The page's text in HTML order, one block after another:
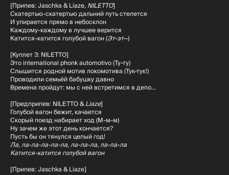
[Припев: Jaschka & Liaze,NILETTO]
Скатертью-скатертью дальний путь стелется
И упирается прямо в небосклон
Каждому-каждому в лучшее верится
Катится-катится голубой вагон (Эт-эт—)
[Куплет 3: NILETTO]
Это international phonk automotivo (Ту-ту)
Слышится родной мотив локомотива (Тук-тук!)
Проводили семьёй бабушку давно
Времена пройдут: мы с ней встретимся в депо…
[Предприпев: NILETTO &Liaze]
Голубой вагон бежит, качается
Скорый поезд набирает ход (М-м-м)
Ну зачем же этот день кончается?
Пусть бы он тянулся целый год!
Ла, ла-ла-ла-ла-ла, ла-ла-ла, ла-ла-ла
Катится-катится голубой вагон
[Припев: Jaschka & Liaze]
Отправьте нам
Как Вас зовут?
Укажите Ваш никнейм
Прикрепите ссылку на демо для
ознакомления